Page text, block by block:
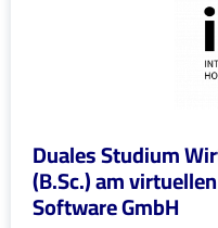
Duales Studium
(B.Sc.) am
Software GmbH